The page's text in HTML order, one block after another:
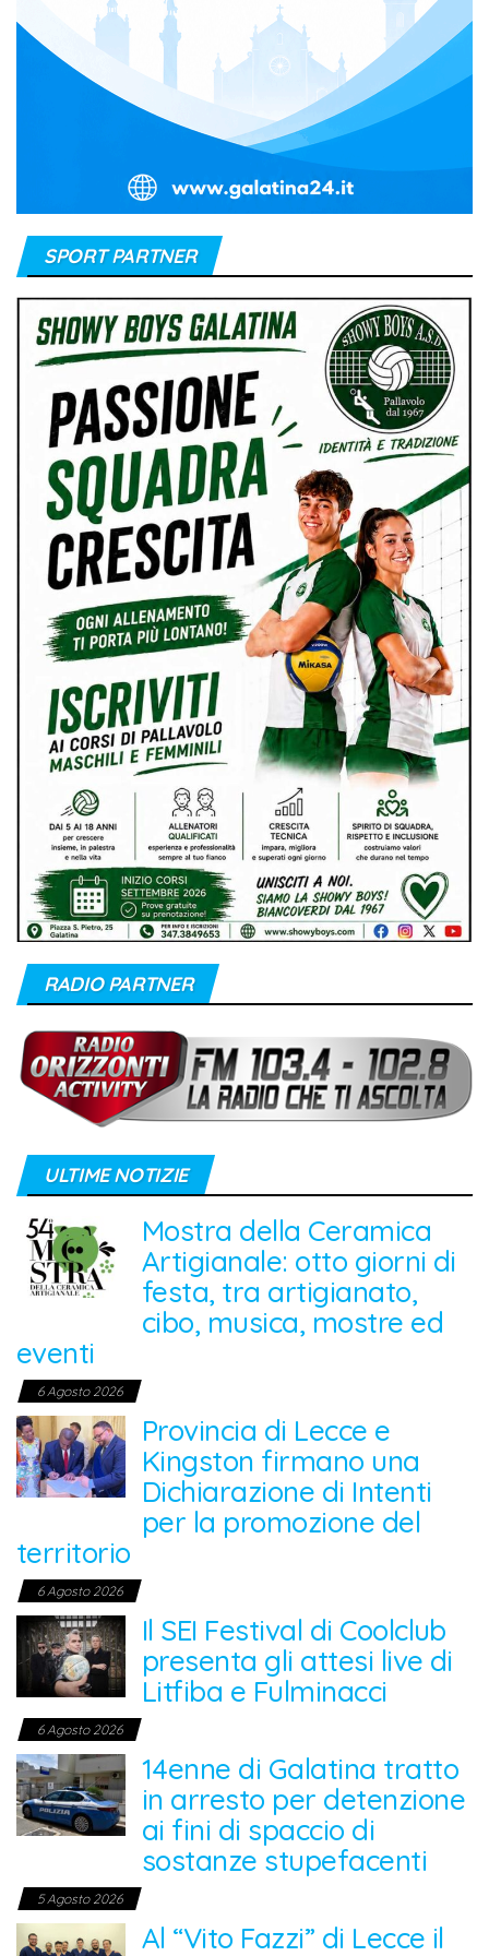
SPORT PARTNER
RADIO PARTNER
ULTIME NOTIZIE
Mostra della Ceramica
Artigianale: otto giorni di
festa, tra artigianato,
cibo, musica, mostre ed
eventi
6 Agosto 2026
Provincia di Lecce e
Kingston firmano una
Dichiarazione di Intenti
per la promozione del
territorio
6 Agosto 2026
Il SEI Festival di Coolclub
presenta gli attesi live di
Litfiba e Fulminacci
6 Agosto 2026
14enne di Galatina tratto
in arresto per detenzione
ai fini di spaccio di
sostanze stupefacenti
5 Agosto 2026
Al “Vito Fazzi” di Lecce il